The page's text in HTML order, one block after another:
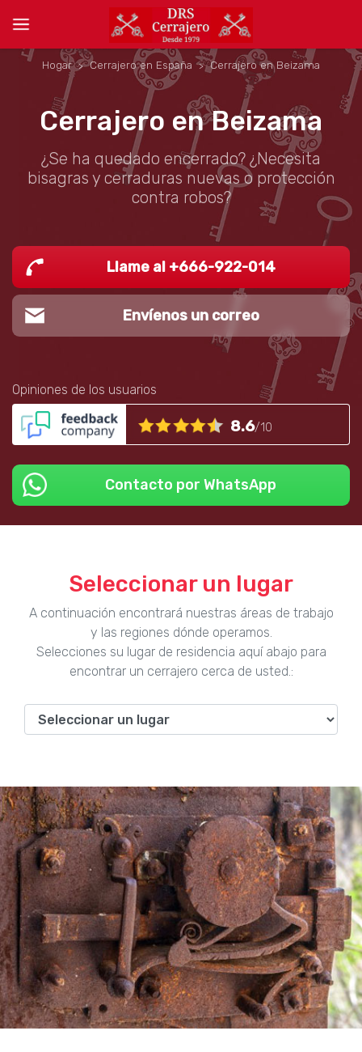
Hogar Cerrajero en España Cerrajero en Beizama
Cerrajero en Beizama
¿Se ha quedado encerrado? ¿Necesita
bisagras y cerraduras nuevas o protección
contra robos?
Llame al +666-922-014
Envíenos un correo
Opiniones de los usuarios
8.6/10
Contacto por WhatsApp
Seleccionar un lugar
A continuación encontrará nuestras áreas de trabajo
y las regiones dónde operamos.
Selecciones su lugar de residencia aquí abajo para
encontrar un cerrajero cerca de usted.: